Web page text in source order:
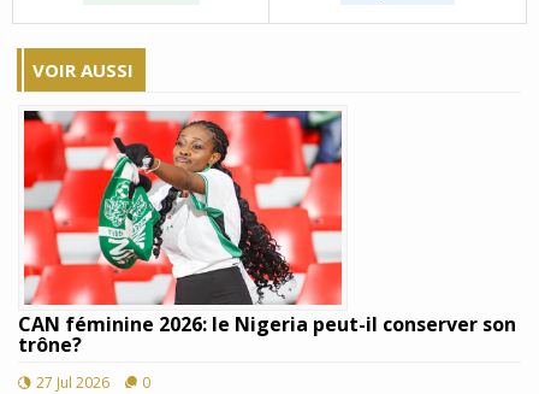
VOIR AUSSI
CAN féminine 2026: le Nigeria peut-il conserver son
trône?
27 Jul 2026 0